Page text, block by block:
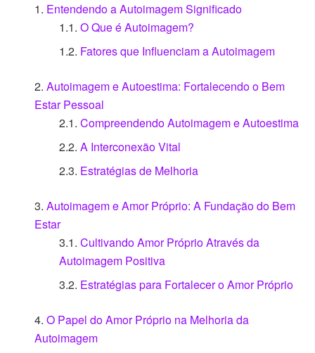
Entendendo a Autoimagem Significado
O Que é Autoimagem?
Fatores que Influenciam a Autoimagem
Autoimagem e Autoestima: Fortalecendo o Bem
Estar Pessoal
Compreendendo Autoimagem e Autoestima
A Interconexão Vital
Estratégias de Melhoria
Autoimagem e Amor Próprio: A Fundação do Bem
Estar
Cultivando Amor Próprio Através da
Autoimagem Positiva
Estratégias para Fortalecer o Amor Próprio
O Papel do Amor Próprio na Melhoria da
Autoimagem